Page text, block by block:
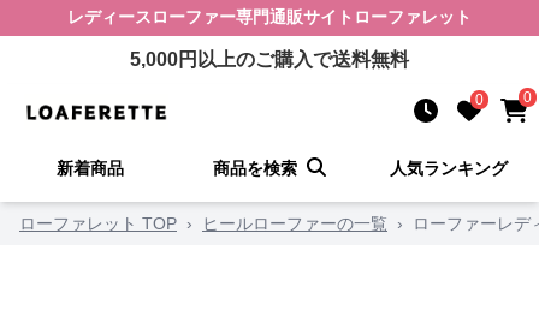
レディースローファー専門通販サイト ローファレット
5,000円以上のご購入で送料無料
0 0
新着商品 商品を検索 人気ランキング
ローファレット TOP › ヒールローファーの一覧 › ローファーレデ